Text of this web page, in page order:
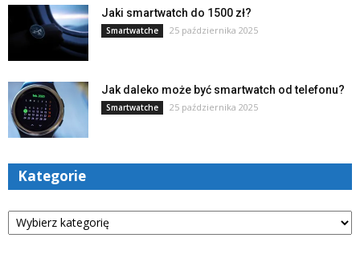
Jaki smartwatch do 1500 zł?
Smartwatche 25 października 2025
Jak daleko może być smartwatch od telefonu?
Smartwatche 25 października 2025
Kategorie
Kategorie